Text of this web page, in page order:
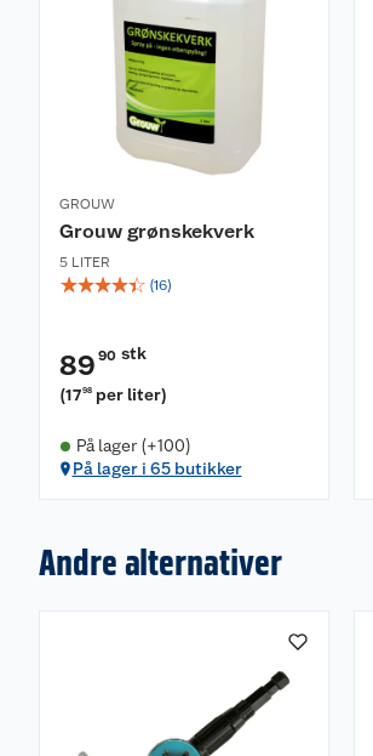
GROUW
Grouw grønskekverk
5 LITER
☆☆☆☆☆ (16)
89 90 stk
(1798 per liter)
På lager (+100)
På lager i 65 butikker
Andre alternativer